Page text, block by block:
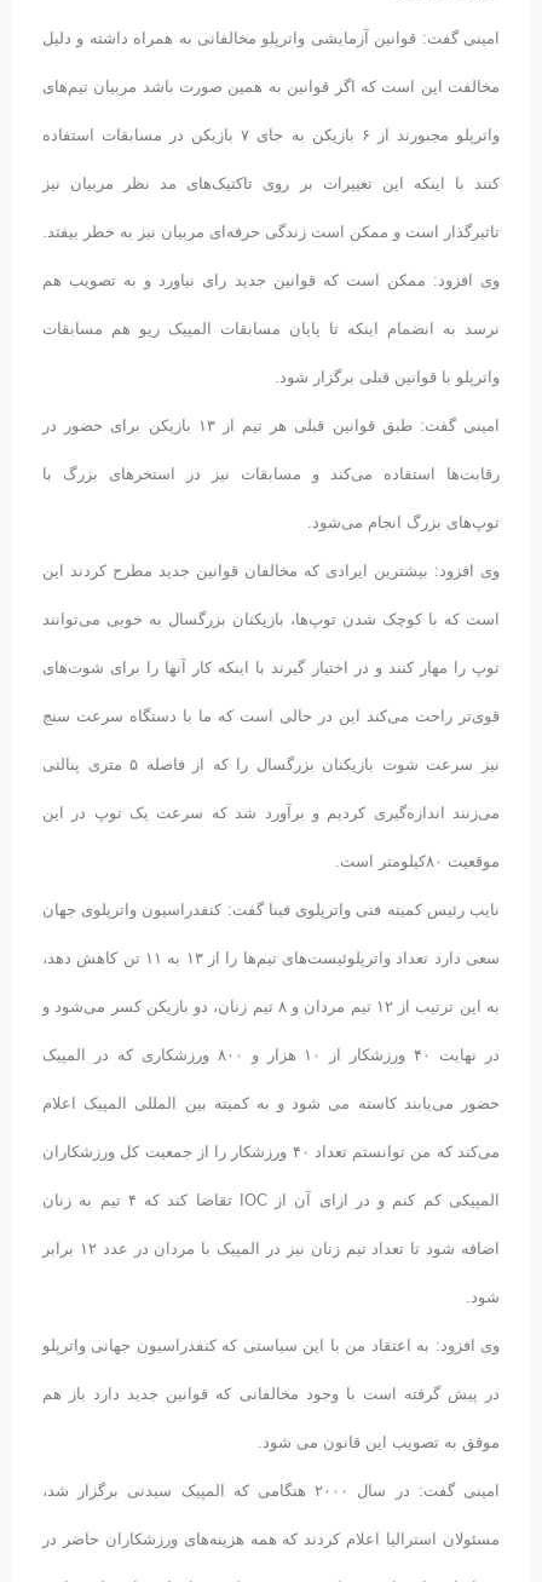
امینی گفت: قوانین آزمایشی واترپلو مخالفانی به همراه داشته و دلیل
مخالفت این است که اگر قوانین به همین صورت باشد مربیان تیم‌های
واترپلو مجبورند از ۶ بازیکن به جای ۷ بازیکن در مسابقات استفاده
کنند با اینکه این تغییرات بر روی تاکتیک‌های مد نظر مربیان نیز
تاثیرگذار است و ممکن است زندگی حرفه‌ای مربیان نیز به خطر بیفتد.
وی افزود: ممکن است که قوانین جدید رای نیاورد و به تصویب هم
نرسد به انضمام اینکه تا پایان مسابقات المپیک ریو هم مسابقات
واترپلو با قوانین قبلی برگزار شود.
امینی گفت: طبق قوانین قبلی هر تیم از ۱۳ بازیکن برای حضور در
رقابت‌ها استفاده می‌کند و مسابقات نیز در استخرهای بزرگ با
توپ‌های بزرگ انجام می‌شود.
وی افزود: بیشترین ایرادی که مخالفان قوانین جدید مطرح کردند این
است که با کوچک شدن توپ‌ها، بازیکنان بزرگسال به خوبی می‌توانند
توپ را مهار کنند و در اختیار گیرند با اینکه کار آنها را برای شوت‌های
قوی‌تر راحت می‌کند این در حالی است که ما با دستگاه سرعت سنج
نیز سرعت شوت بازیکنان بزرگسال را که از فاصله ۵ متری پنالتی
می‌زنند اندازه‌گیری کردیم و برآورد شد که سرعت یک توپ در این
موقعیت ۸۰کیلومتر است.
نایب رئیس کمیته فنی واترپلوی فینا گفت: کنفدراسیون واترپلوی جهان
سعی دارد تعداد واترپلوئیست‌های تیم‌ها را از ۱۳ به ۱۱ تن کاهش دهد،
به این ترتیب از ۱۲ تیم مردان و ۸ تیم زنان، دو بازیکن کسر می‌شود و
در نهایت ۴۰ ورزشکار از ۱۰ هزار و ۸۰۰ ورزشکاری که در المپیک
حضور می‌یابند کاسته می شود و به کمیته بین المللی المپیک اعلام
می‌کند که من توانستم تعداد ۴۰ ورزشکار را از جمعیت کل ورزشکاران
المپیکی کم کنم و در ازای آن از IOC تقاضا کند که ۴ تیم به زنان
اضافه شود تا تعداد تیم زنان نیز در المپیک با مردان در عدد ۱۲ برابر
شود.
وی افزود: به اعتقاد من با این سیاستی که کنفدراسیون جهانی واترپلو
در پیش گرفته است با وجود مخالفانی که قوانین جدید دارد باز هم
موفق به تصویب این قانون می شود.
امینی گفت: در سال ۲۰۰۰ هنگامی که المپیک سیدنی برگزار شد،
مسئولان استرالیا اعلام کردند که همه هزینه‌های ورزشکاران حاضر در